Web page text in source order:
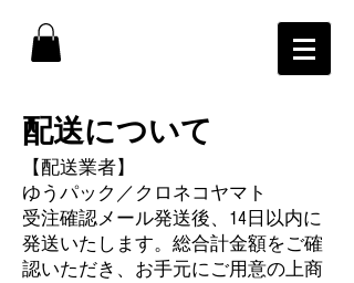
配送について
【配送業者】
ゆうパック／クロネコヤマト
受注確認メール発送後、14日以内に
発送いたします。総合計金額をご確
認いただき、お手元にご用意の上商